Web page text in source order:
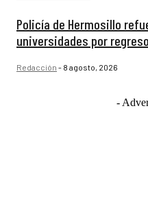
Policía de Hermosillo
universidades por
Redacción - 8 agosto, 2026
-